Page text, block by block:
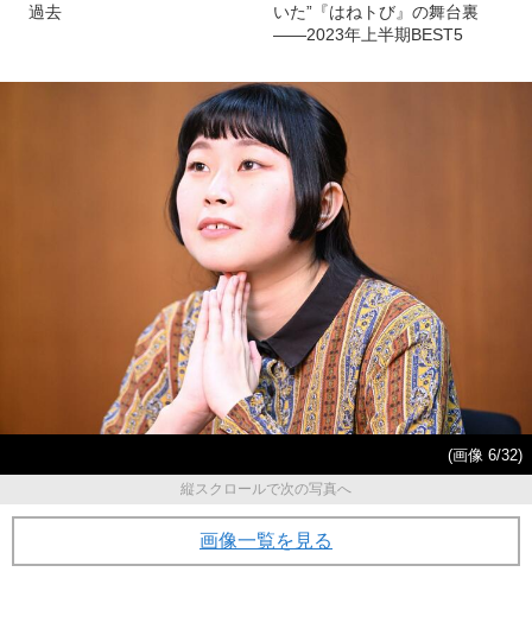
過去
いた”『はねトび』の舞台裏
――2023年上半期BEST5
(画像 6/32)
縦スクロールで次の写真へ
画像一覧を見る